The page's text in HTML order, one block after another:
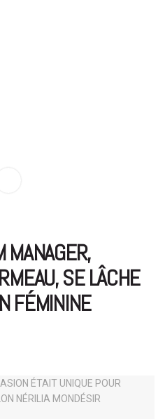
MANAGER,
SE LÂCHE
FÉMININE